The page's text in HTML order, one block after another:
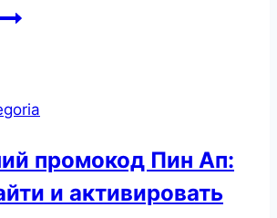
промокод Пин Ап:
и активировать